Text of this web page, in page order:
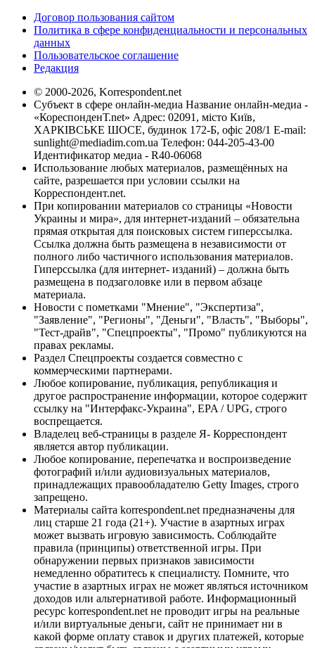
Договор пользования сайтом
Политика в сфере конфиденциальности и персональных
данных
Пользовательское соглашение
Редакция
© 2000-2026, Korrespondent.net
Субъект в сфере онлайн-медиа Название онлайн-медиа -
«КореспонденТ.net» Адрес: 02091, місто Київ,
ХАРКІВСЬКЕ ШОСЕ, будинок 172-Б, офіс 208/1 E-mail:
sunlight@mediadim.com.ua Телефон: 044-205-43-00
Идентификатор медиа - R40-06068
Использование любых материалов, размещённых на
сайте, разрешается при условии ссылки на
Корреспондент.net.
При копировании материалов со страницы «Новости
Украины и мира», для интернет-изданий – обязательна
прямая открытая для поисковых систем гиперссылка.
Ссылка должна быть размещена в независимости от
полного либо частичного использования материалов.
Гиперссылка (для интернет- изданий) – должна быть
размещена в подзаголовке или в первом абзаце
материала.
Новости с пометками "Мнение", "Экспертиза",
"Заявление", "Регионы", "Деньги", "Власть", "Выборы",
"Тест-драйв", "Спецпроекты", "Промо" публикуются на
правах рекламы.
Раздел Спецпроекты создается совместно с
коммерческими партнерами.
Любое копирование, публикация, републикация и
другое распространение информации, которое содержит
ссылку на "Интерфакс-Украина", EPA / UPG, строго
воспрещается.
Владелец веб-страницы в разделе Я- Корреспондент
является автор публикации.
Любое копирование, перепечатка и воспроизведение
фотографий и/или аудиовизуальных материалов,
принадлежащих правообладателю Getty Images, строго
запрещено.
Материалы сайта korrespondent.net предназначены для
лиц старше 21 года (21+). Участие в азартных играх
может вызвать игровую зависимость. Соблюдайте
правила (принципы) ответственной игры. При
обнаружении первых признаков зависимости
немедленно обратитесь к специалисту. Помните, что
участие в азартных играх не может являться источником
доходов или альтернативой работе. Информационный
ресурс korrespondent.net не проводит игры на реальные
и/или виртуальные деньги, сайт не принимает ни в
какой форме оплату ставок и других платежей, которые